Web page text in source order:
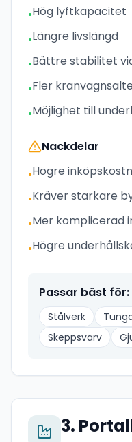
•Hög lyftkapacitet
•Längre livslängd
•Bättre stabilitet
•Fler
•Möjlighet till
Nackdelar
•Högre
•Kräver starkare
•Mer komplicerad
•Högre
Passar bäst för:
Stålverk
Skeppsvarv
3.